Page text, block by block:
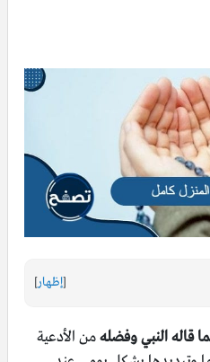
[إظهار]
قاله النبي وفضلهمن الأدعية